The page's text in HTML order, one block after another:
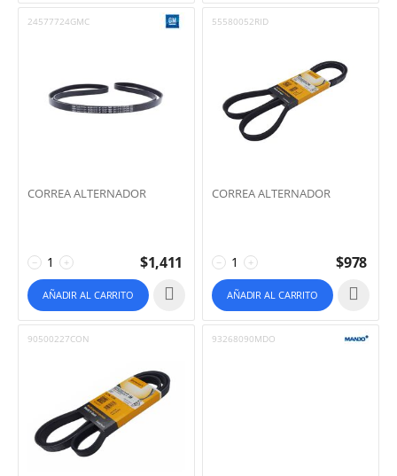
24577724GMC
CORREA ALTERNADOR
+
− $1,411
AÑADIR AL CARRITO
55580052RID
CORREA ALTERNADOR
+
− $978
AÑADIR AL CARRITO
90500227CON 93268090MDO